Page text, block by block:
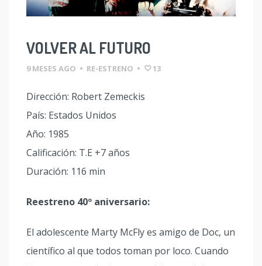
VOLVER AL FUTURO
9 MESES AGO • RE-ESTRENO • 13
Dirección: Robert Zemeckis
País: Estados Unidos
Año: 1985
Calificación: T.E +7 años
Duración: 116 min
Reestreno 40º aniversario:
El adolescente Marty McFly es amigo de Doc, un
científico al que todos toman por loco. Cuando